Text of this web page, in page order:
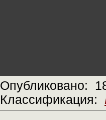
Опубликовано:
Классификация: